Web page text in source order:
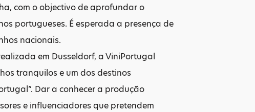
com o objectivo de aprofundar o
portugueses. É esperada a presença de
nacionais.
em Dusseldorf, a ViniPortugal
tranquilos e um dos destinos
Dar a conhecer a produção
e influenciadores que pretendem